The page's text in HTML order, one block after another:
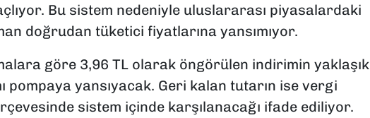
Bu sistem nedeniyle uluslararası piyasalardaki
doğrudan tüketici fiyatlarına yansımıyor.
göre 3,96 TL olarak öngörülen indirimin yaklaşık
pompaya yansıyacak. Geri kalan tutarın ise vergi
sistem içinde karşılanacağı ifade ediliyor.